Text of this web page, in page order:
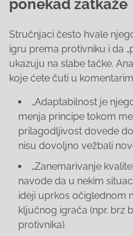
ponekad zatkaže
Stručnjaci često hvale
igru prema protivniku i da
ukazuju na slabe tačke.
koje ćete čuti u
„Adaptabilnost je
menja principe tokom
prilagodljivost dovede
nisu dovoljno vežbali
„Zanemarivanje
navode da u nekim
ideji uprkos očiglednom
ključnog igrača (npr. brz
protivnika).